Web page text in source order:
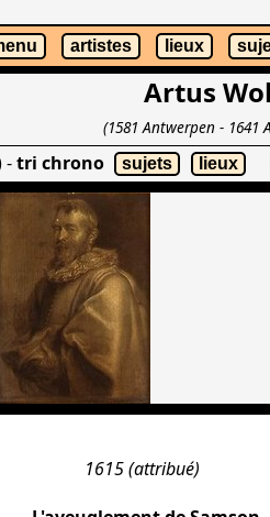
artistes lieux
Artus
(1581 Antwerpen - 1641
-tri chrono sujets lieux
1615 (attribué)